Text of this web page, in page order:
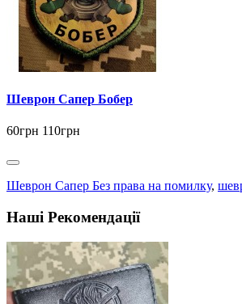
Шеврон Сапер Бобер
60грн 110грн
Шеврон Сапер Без права на помилку,
Наші Рекомендації